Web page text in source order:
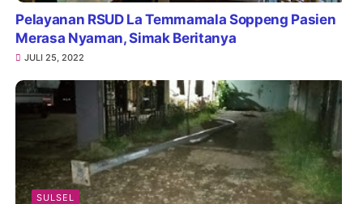
Pelayanan RSUD La Temmamala Soppeng Pasien
Merasa Nyaman, Simak Beritanya
JULI 25, 2022
SULSEL